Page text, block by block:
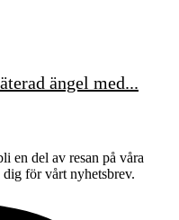
ängel med...
en del av resan på våra
för vårt nyhetsbrev.